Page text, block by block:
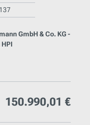
GmbH & Co. KG -
150.990,01 €